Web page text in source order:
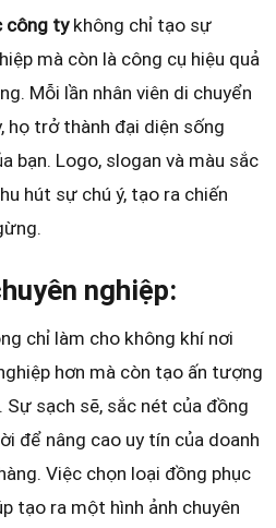
công tykhông chỉ tạo sự
mà còn là công cụ hiệu quả
Mỗi lần nhân viên di chuyển
họ trở thành đại diện sống
bạn. Logo, slogan và màu sắc
hút sự chú ý, tạo ra chiến
nghiệp:
chỉ làm cho không khí nơi
hơn mà còn tạo ấn tượng
sạch sẽ, sắc nét của đồng
để nâng cao uy tín của doanh
Việc chọn loại đồng phục
tạo ra một hình ảnh chuyên